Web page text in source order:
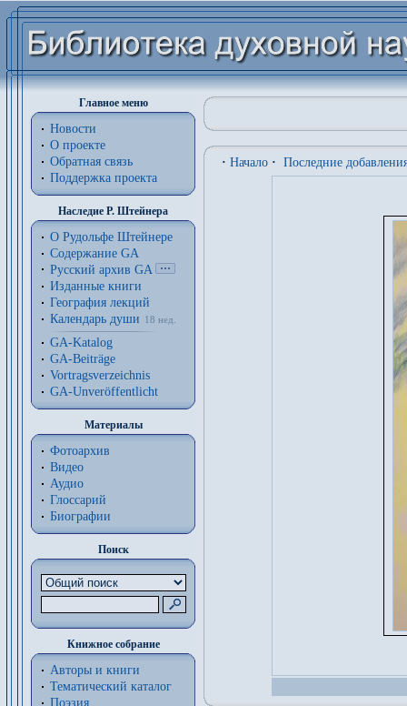
Главное меню
Новости
О проекте
Обратная связь
Поддержка проекта
Наследие Р. Штейнера
О Рудольфе Штейнере
Содержание GA
Русский архив GA
Изданные книги
География лекций
Календарь души
18 нед.
GA-Katalog
GA-Beiträge
Vortragsverzeichnis
GA-Unveröffentlicht
Материалы
Фотоархив
Видео
Аудио
Глоссарий
Биографии
Поиск
Книжное собрание
Авторы и книги
Тематический каталог
Поэзия
· Начало · Последние